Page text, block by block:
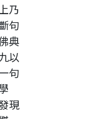
乃
句
典
以
句
現